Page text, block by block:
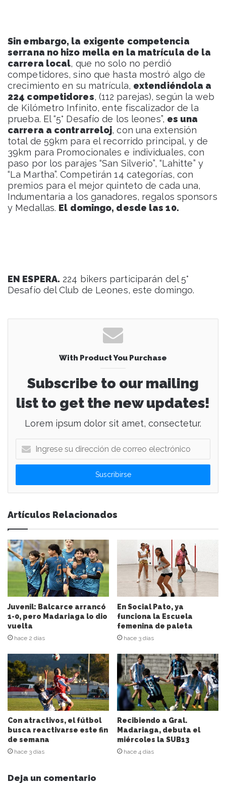
Sin embargo, la exigente competencia
serrana no hizo mella en la matrícula de la
carrera local, que no solo no perdió
competidores, sino que hasta mostró algo de
crecimiento en su matrícula, extendiéndola a
224 competidores, (112 parejas), según la web
de Kilómetro Infinito, ente fiscalizador de la
prueba. El “5° Desafío de los leones”, es una
carrera a contrarreloj, con una extensión
total de 59km para el recorrido principal, y de
39km para Promocionales e individuales, con
paso por los parajes “San Silverio”, “Lahitte” y
“La Martha”. Competirán 14 categorías, con
premios para el mejor quinteto de cada una,
Indumentaria a los ganadores, regalos sponsors
y Medallas. El domingo, desde las 10.
EN ESPERA. 224 bikers participarán del 5°
Desafío del Club de Leones, este domingo.
With Product You Purchase
Subscribe to our mailing
list to get the new updates!
Lorem ipsum dolor sit amet, consectetur.
g
e
s
u
d
i
r
e
c
i
ó
n
d
c
o
r
r
e
o
e
l
e
c
Artículos Relacionados
Juvenil: Balcarce arrancó
1-0, pero Madariaga lo dio
vuelta
hace 2 días
En Social Pato, ya
funciona la Escuela
femenina de paleta
hace 3 días
Con atractivos, el fútbol
busca reactivarse este fin
de semana
hace 3 días
Recibiendo a Gral.
Madariaga, debuta el
miércoles la SUB13
hace 4 días
Deja un comentario